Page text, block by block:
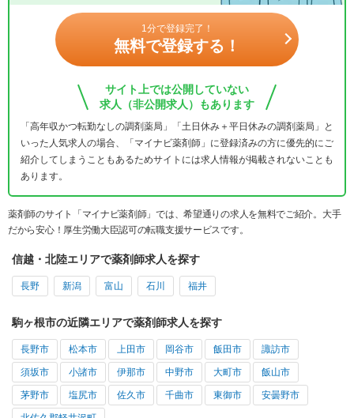
1分で登録完了！
無料で登録する！
サイト上では公開していない
求人（非公開求人）もあります
「高年収かつ転勤なしの調剤薬局」「土日休み＋平日休みの調剤薬局」と
いった人気求人の場合、「マイナビ薬剤師」に登録済みの方に優先的にご
紹介してしまうこともあるためサイトには求人情報が掲載されないことも
あります。
薬剤師のサイト「マイナビ薬剤師」では、希望通りの求人を無料でご紹介。大手
だから安心！厚生労働大臣認可の転職支援サービスです。
信越・北陸エリアで薬剤師求人を探す
長野 新潟 富山 石川 福井
駒ヶ根市の近隣エリアで薬剤師求人を探す
長野市 松本市 上田市 岡谷市 飯田市 諏訪市
須坂市 小諸市 伊那市 中野市 大町市 飯山市
茅野市 塩尻市 佐久市 千曲市 東御市 安曇野市